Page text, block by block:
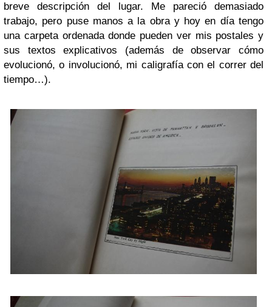
breve descripción del lugar. Me pareció demasiado
trabajo, pero puse manos a la obra y hoy en día tengo
una carpeta ordenada donde pueden ver mis postales y
sus textos explicativos (además de observar cómo
evolucionó, o involucionó, mi caligrafía con el correr del
tiempo…).